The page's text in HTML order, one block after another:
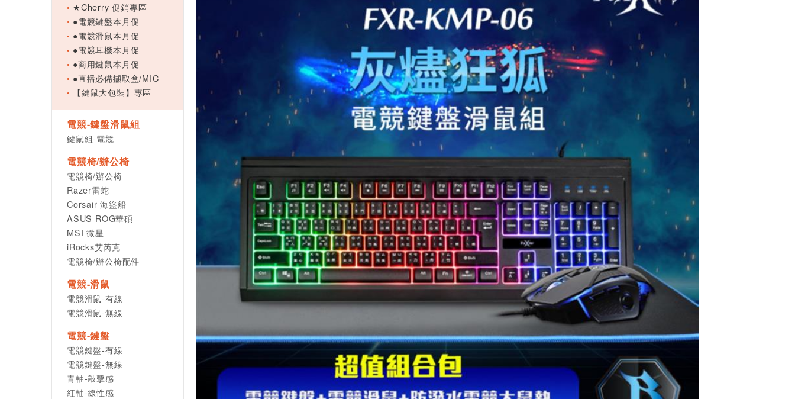
★Cherry 促銷專區
●電競鍵盤本月促
●電競滑鼠本月促
●電競耳機本月促
●商用鍵鼠本月促
●直播必備擷取盒/MIC
【鍵鼠大包裝】專區
電競-鍵盤滑鼠組
鍵鼠組-電競
電競椅/辦公椅
電競椅/辦公椅
Razer雷蛇
Corsair 海盜船
ASUS ROG華碩
MSI 微星
iRocks艾芮克
電競椅/辦公椅配件
電競-滑鼠
電競滑鼠-有線
電競滑鼠-無線
電競-鍵盤
電競鍵盤-有線
電競鍵盤-無線
青軸-敲擊感
紅軸-線性感